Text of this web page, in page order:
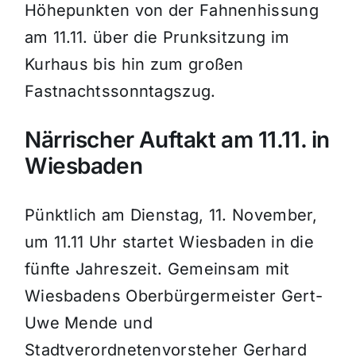
Höhepunkten von der Fahnenhissung
am 11.11. über die Prunksitzung im
Kurhaus bis hin zum großen
Fastnachtssonntagszug.
Närrischer Auftakt am 11.11. in
Wiesbaden
Pünktlich am Dienstag, 11. November,
um 11.11 Uhr startet Wiesbaden in die
fünfte Jahreszeit. Gemeinsam mit
Wiesbadens Oberbürgermeister Gert-
Uwe Mende und
Stadtverordnetenvorsteher Gerhard